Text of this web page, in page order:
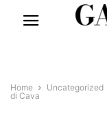
Home Uncategorized
di Cava